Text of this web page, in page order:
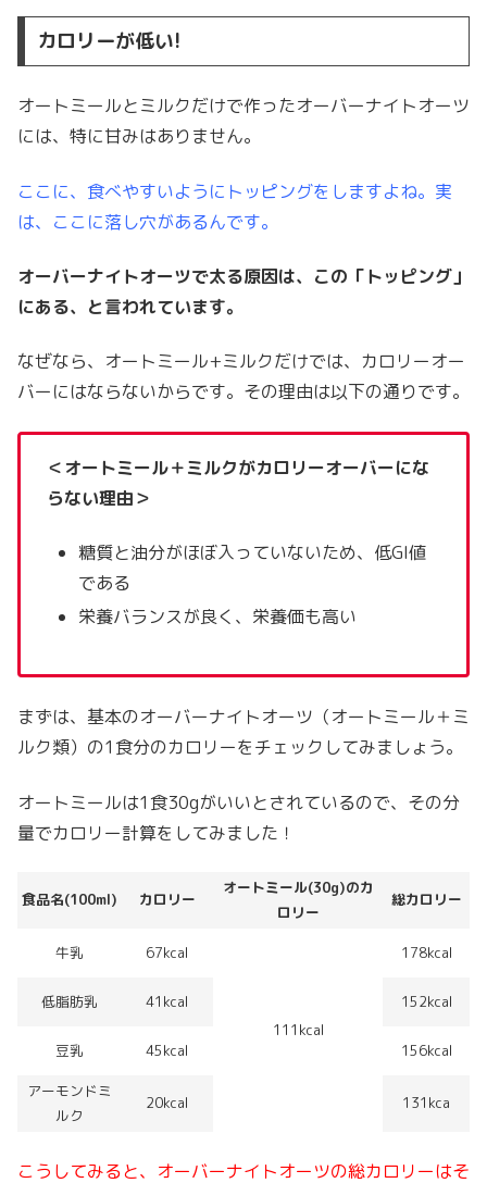
カロリーが低い!
オートミールとミルクだけで作ったオーバーナイトオーツ
には、特に甘みはありません。
ここに、食べやすいようにトッピングをしますよね。実
は、ここに落し穴があるんです。
オーバーナイトオーツで太る原因は、この「トッピング」
にある、と言われています。
なぜなら、オートミール+ミルクだけでは、 カロリーオー
バーにはならないからです。 その理由は以下の通りです。
＜オートミール＋ミルクがカロリーオーバーにな
らない理由＞
糖質と油分がほぼ入っていないため、低GI値
である
栄養バランスが良く、栄養価も高い
まずは、基本のオーバーナイトオーツ（オートミール＋ミ
ルク類）の1食分のカロリーをチェックしてみましょう。
オートミールは1食30gがいいとされているので、その分
量でカロリー計算をしてみました！
食品名(100ml) カロリー
オートミール(30g)のカ
ロリー
総カロリー
牛乳 67kcal
111kcal
178kcal
低脂肪乳 41kcal 152kcal
豆乳 45kcal 156kcal
アーモンドミ
ルク
20kcal 131kca
こうしてみると、オーバーナイトオーツの総カロリーはそ